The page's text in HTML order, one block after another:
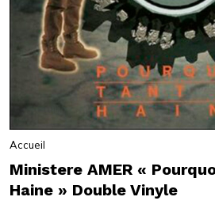
Accueil
Ministere AMER «
Haine » Double Vinyle